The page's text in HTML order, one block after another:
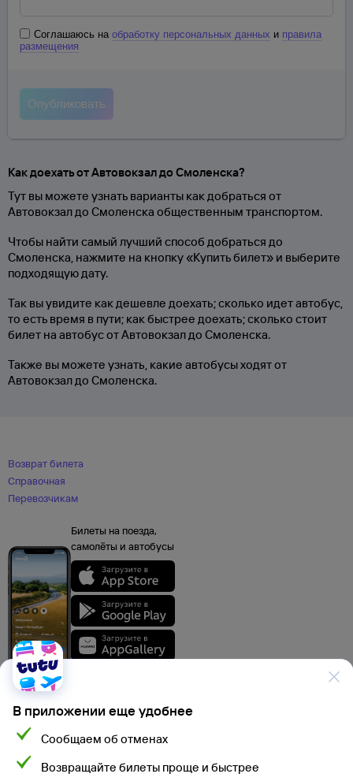
Соглашаюсь на обработку персональных данных и правила
размещения
Как доехать от Автовокзал до Смоленска?
Тут вы можете узнать варианты как добраться от
Автовокзал до Смоленска общественным транспортом.
Чтобы найти самый лучший способ добраться до
Смоленска, нажмите на кнопку «Купить билет» и выберите
подходящую дату.
Так вы увидите как дешевле доехать; сколько идет автобус,
то есть время в пути; как быстрее доехать; сколько стоит
билет на автобус от Автовокзал до Смоленска.
Также вы можете узнать, какие автобусы ходят от
Автовокзал до Смоленска.
В приложении еще удобнее
Сообщаем об отменах
Возвращайте билеты проще и быстрее
Возврат билета
Справочная
Перевозчикам
Билеты на поезда,
самолёты и автобусы
Данные, используемые на сайте Туту.ру, включая стоимость электронных
авиа- и ж/д билетов, электронных билетов на автобусы и туристского